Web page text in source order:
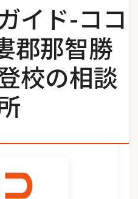
イド-ココ
郡那智勝
校の相談